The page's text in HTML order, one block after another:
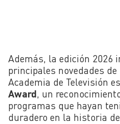
Además, la edición 2026
principales novedades
Academia de Televisión
Award, un
programas que hayan
duradero en la historia